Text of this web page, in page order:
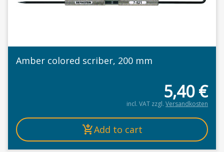
Amber colored scriber, 200 mm
5,40€
incl. VAT zzgl. Versandkosten
Add to cart